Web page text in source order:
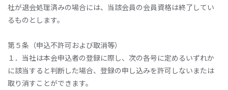
社が退会処理済みの場合には、当該会員の会員資格は終了してい
るものとします。
第５条（申込不許可および取消等）
１．当社は本会申込者の登録に際し、次の各号に定めるいずれか
に該当すると判断した場合、登録の申し込みを許可しないまたは
取り消すことができます。